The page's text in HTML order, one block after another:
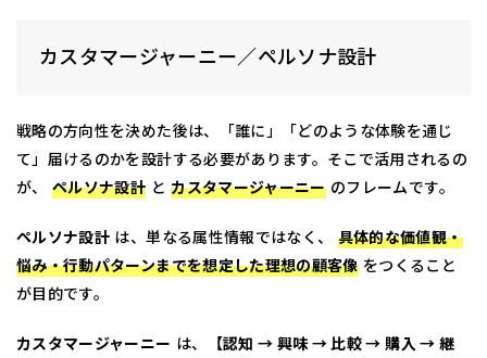
カスタマージャーニー／ペルソナ設計
戦略の方向性を決めた後は、「誰に」「どのような体験を通じ
て」届けるのかを設計する必要があります。そこで活用されるの
が、ペルソナ設計 とカスタマージャーニーのフレームです。
ペルソナ設計 は、単なる属性情報ではなく、 具体的な価値観・
悩み・行動パターンまでを想定した理想の顧客像をつくること
が目的です。
カスタマージャーニー は、 【認知 → 興味 → 比較 → 購入 → 継